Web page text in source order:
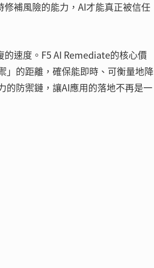
補風險的能力，AI才能真正被信任
速度。F5 AI Remediate的核心價
」的距離，確保能即時、可衡量地降
的防禦鏈，讓AI應用的落地不再是一